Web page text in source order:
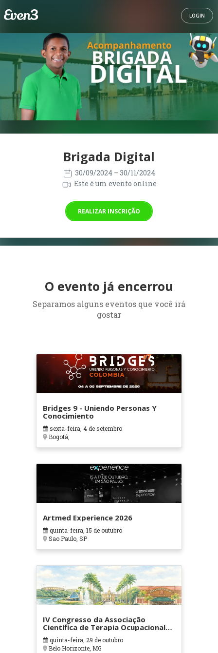
LOGIN
Brigada Digital
30/09/2024 – 30/11/2024
Este é um evento online
REALIZAR INSCRIÇÃO
O evento já encerrou
Separamos alguns eventos que você irá
gostar
Bridges 9 - Uniendo Personas Y
Conocimiento
sexta-feira, 4 de setembro
Bogotá,
Artmed Experience 2026
quinta-feira, 15 de outubro
Sao Paulo, SP
IV Congresso da Associação
Científica de Terapia Ocupacional
em Contextos Hospitalares e
Cuidados Paliativos - ATOHOSP
quinta-feira, 29 de outubro
Belo Horizonte, MG